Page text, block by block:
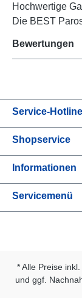
Hochwertige
Die BEST
Bewertungen
Service-Hotline
Shopservice
Informationen
Servicemenü
* Alle Preise
und ggf.